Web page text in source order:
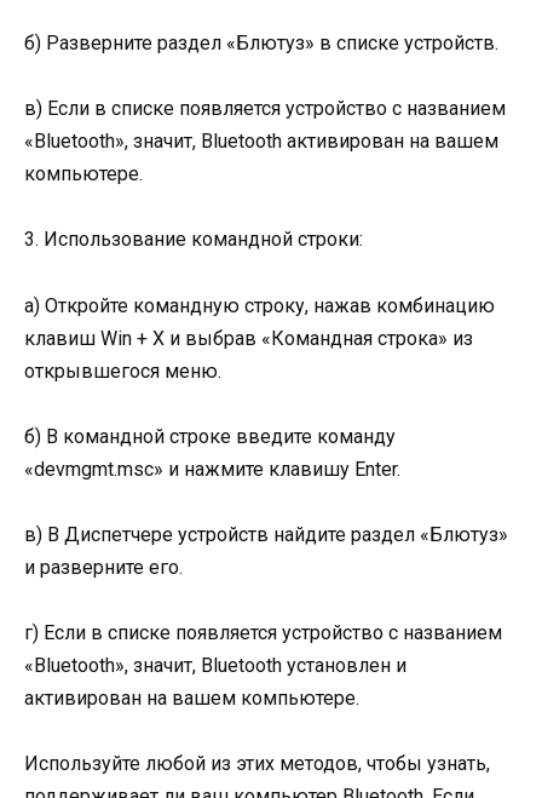
б) Разверните раздел «Блютуз» в списке устройств.
в) Если в списке появляется устройство с названием
«Bluetooth», значит, Bluetooth активирован на вашем
компьютере.
3. Использование командной строки:
а) Откройте командную строку, нажав комбинацию
клавиш Win + X и выбрав «Командная строка» из
открывшегося меню.
б) В командной строке введите команду
«devmgmt.msc» и нажмите клавишу Enter.
в) В Диспетчере устройств найдите раздел «Блютуз»
и разверните его.
г) Если в списке появляется устройство с названием
«Bluetooth», значит, Bluetooth установлен и
активирован на вашем компьютере.
Используйте любой из этих методов, чтобы узнать,